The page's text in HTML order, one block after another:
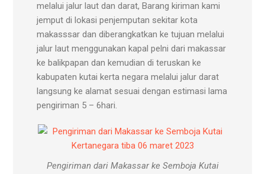
melalui jalur laut dan darat, Barang kiriman kami
jemput di lokasi penjemputan sekitar kota
makasssar dan diberangkatkan ke tujuan melalui
jalur laut menggunakan kapal pelni dari makassar
ke balikpapan dan kemudian di teruskan ke
kabupaten kutai kerta negara melalui jalur darat
langsung ke alamat sesuai dengan estimasi lama
pengiriman 5 – 6hari.
Pengiriman dari Makassar ke Semboja Kutai